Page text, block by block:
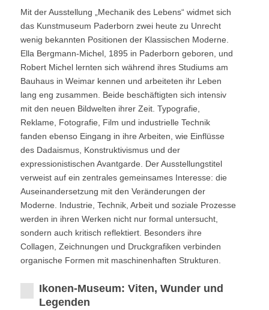
Mit der Ausstellung „Mechanik des Lebens“ widmet sich
das Kunstmuseum Paderborn zwei heute zu Unrecht
wenig bekannten Positionen der Klassischen Moderne.
Ella Bergmann-Michel, 1895 in Paderborn geboren, und
Robert Michel lernten sich während ihres Studiums am
Bauhaus in Weimar kennen und arbeiteten ihr Leben
lang eng zusammen. Beide beschäftigten sich intensiv
mit den neuen Bildwelten ihrer Zeit. Typografie,
Reklame, Fotografie, Film und industrielle Technik
fanden ebenso Eingang in ihre Arbeiten, wie Einflüsse
des Dadaismus, Konstruktivismus und der
expressionistischen Avantgarde. Der Ausstellungstitel
verweist auf ein zentrales gemeinsames Interesse: die
Auseinandersetzung mit den Veränderungen der
Moderne. Industrie, Technik, Arbeit und soziale Prozesse
werden in ihren Werken nicht nur formal untersucht,
sondern auch kritisch reflektiert. Besonders ihre
Collagen, Zeichnungen und Druckgrafiken verbinden
organische Formen mit maschinenhaften Strukturen.
Ikonen-Museum: Viten, Wunder und
Legenden